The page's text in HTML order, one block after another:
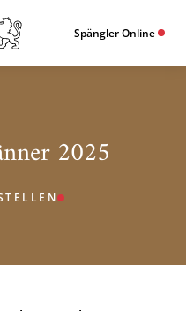
Spängler Online
2025